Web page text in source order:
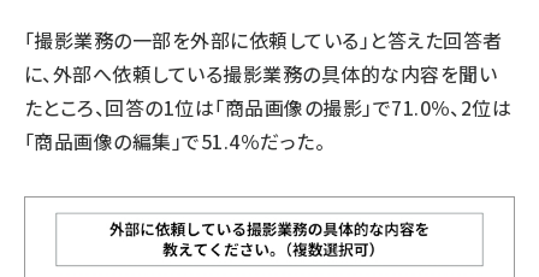
「撮影業務の一部を外部に依頼している」と答えた回答者
に、外部へ依頼している撮影業務の具体的な内容を聞い
たところ、回答の1位は「商品画像の撮影」で71.0％、2位は
「商品画像の編集」で51.4％だった。